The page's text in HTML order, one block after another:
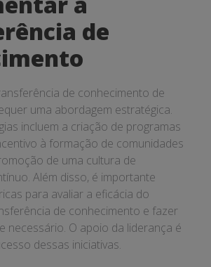
de
de conhecimento de
uma abordagem estratégica.
incluem a criação de programas
à formação de comunidades
de uma cultura de
Além disso, é importante
para avaliar a eficácia do
de conhecimento e fazer
necessário. O apoio da liderança é
dessas iniciativas.